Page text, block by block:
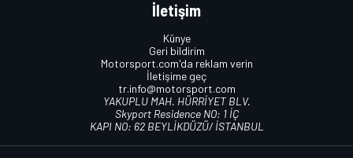
İletişim
Künye
Geri bildirim
Motorsport.com'da reklam verin
İletişime geç
tr.info@motorsport.com
YAKUPLU MAH. HÜRRİYET BLV.
Skyport Residence NO: 1 İÇ
KAPI NO: 62 BEYLİKDÜZÜ/ İSTANBUL